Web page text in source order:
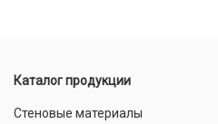
Каталог продукции
Стеновые материалы